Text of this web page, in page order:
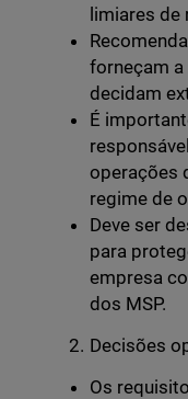
limiares de
forneçam
decidam
É
operações
regime de
Deve ser
para
empresa
dos MSP.
Decisões
Os